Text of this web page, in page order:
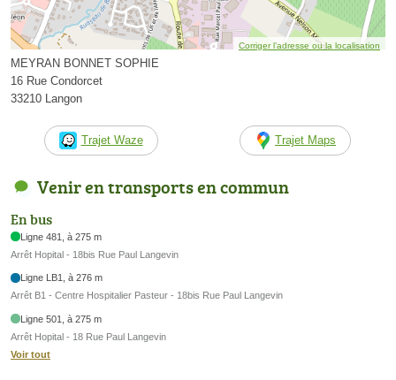
Corriger l’adresse ou la localisation
MEYRAN BONNET SOPHIE
16 Rue Condorcet
33210 Langon
Trajet Waze Trajet Maps
Venir en transports en commun
En bus
Ligne 481, à 275 m
Arrêt Hopital - 18bis Rue Paul Langevin
Ligne LB1, à 276 m
Arrêt B1 - Centre Hospitalier Pasteur - 18bis Rue Paul Langevin
Ligne 501, à 275 m
Arrêt Hopital - 18 Rue Paul Langevin
Voir tout